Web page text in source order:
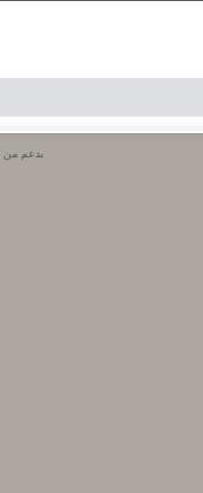
بدعم من